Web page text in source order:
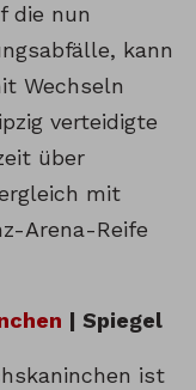
die nun
kann
Wechseln
verteidigte
über
mit
Arena-Reife
| Spiegel
ist